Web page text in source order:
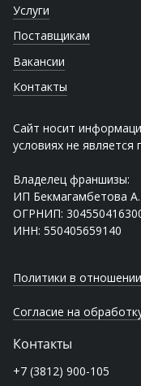
Услуги
Поставщикам
Вакансии
Контакты
Сайт носит
условиях не
Владелец франшизы:
ИП Бекмагамбетова
ОГРНИП:
ИНН: 550405659140
Политики в
Согласие на
Контакты
+7 (3812) 900-105